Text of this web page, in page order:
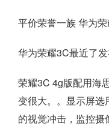
平价荣誉一族 华为
华为荣耀3C最近了
荣耀3C 4g版配用海
变很大。。显示屏
的视觉冲击，监控